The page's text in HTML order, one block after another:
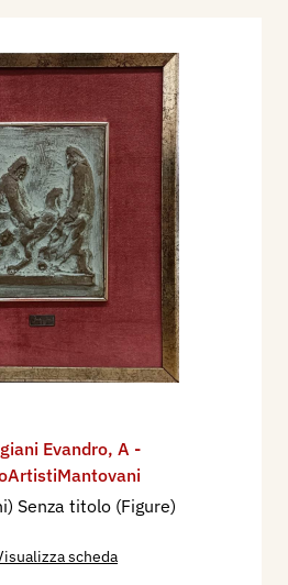
Evandro, A -
Senza titolo (Figure)
scheda